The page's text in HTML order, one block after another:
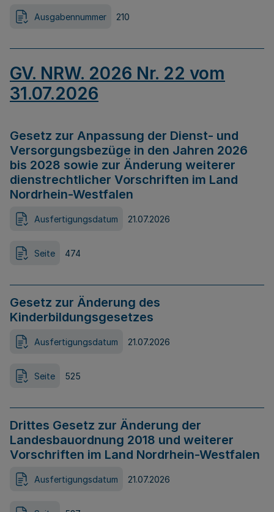
Ausgabennummer 210
GV. NRW. 2026 Nr. 22 vom
31.07.2026
Gesetz zur Anpassung der Dienst- und
Versorgungsbezüge in den Jahren 2026
bis 2028 sowie zur Änderung weiterer
dienstrechtlicher Vorschriften im Land
Nordrhein-Westfalen
Ausfertigungsdatum 21.07.2026
Seite 474
Gesetz zur Änderung des
Kinderbildungsgesetzes
Ausfertigungsdatum 21.07.2026
Seite 525
Drittes Gesetz zur Änderung der
Landesbauordnung 2018 und weiterer
Vorschriften im Land Nordrhein-Westfalen
Ausfertigungsdatum 21.07.2026